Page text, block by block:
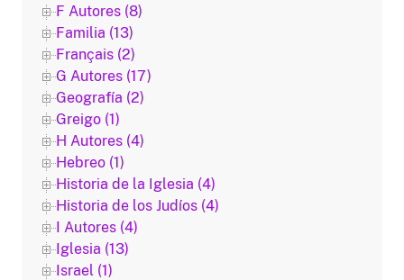
F Autores (8)
Familia (13)
Français (2)
G Autores (17)
Geografía (2)
Greigo (1)
H Autores (4)
Hebreo (1)
Historia de la Iglesia (4)
Historia de los Judíos (4)
I Autores (4)
Iglesia (13)
Israel (1)